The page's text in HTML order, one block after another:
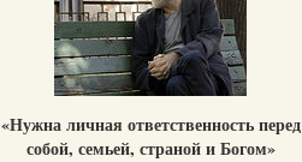
«Нужна личная ответственность перед
собой, семьей, страной и Богом»